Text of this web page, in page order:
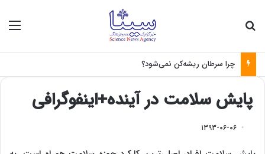
چرا سرطان ریشه‌کن نمی‌شود؟
پایش سلامت در آینده+اینفوگرافی
۱۳۹۳-۰۶-۰۶